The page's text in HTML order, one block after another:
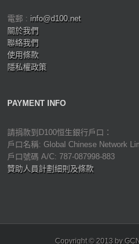
電郵 : info@d100.net
關於我們
聯絡我們
使用條款
隱私權政策
PAYMENT INFO
請捐款到D100恒生銀行戶口：
戶口名稱: Global Chinese Network
戶口號碼 A/C: 787-087998-883
贊助人員計劃細則及條款
Copyright © 2013 by